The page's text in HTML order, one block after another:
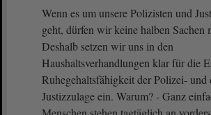
Wenn es um unsere Polizisten und
geht, dürfen wir keine halben Sachen
Deshalb setzen wir uns in den
Haushaltsverhandlungen klar für die
Ruhegehaltsfähigkeit der Polizei- und
Justizzulage ein. Warum? - Ganz